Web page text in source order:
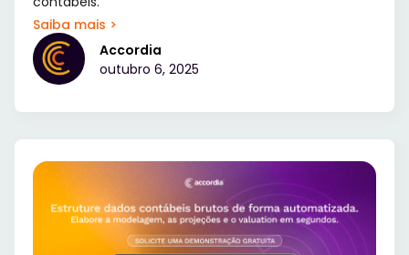
Saiba mais >
Accordia
outubro 6, 2025